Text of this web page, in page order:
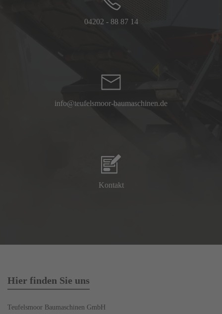
04202 - 88 87 14
info@teufelsmoor-baumaschinen.de
Kontakt
Hier finden Sie uns
Teufelsmoor Baumaschinen GmbH